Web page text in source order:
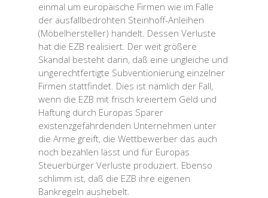
einmal um europäische Firmen wie im Falle
der ausfallbedrohten Steinhoff-Anleihen
(Möbelhersteller) handelt. Dessen Verluste
hat die EZB realisiert. Der weit größere
Skandal besteht darin, daß eine ungleiche und
ungerechtfertigte Subventionierung einzelner
Firmen stattfindet. Dies ist nämlich der Fall,
wenn die EZB mit frisch kreiertem Geld und
Haftung durch Europas Sparer
existenzgefährdenden Unternehmen unter
die Arme greift, die Wettbewerber das auch
noch bezahlen lässt und für Europas
Steuerbürger Verluste produziert. Ebenso
schlimm ist, daß die EZB ihre eigenen
Bankregeln aushebelt.